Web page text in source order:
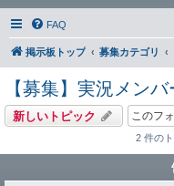
FAQ
掲示板トップ 募集カテゴリ
【募集】実況メンバ
新しいトピック
2 件の